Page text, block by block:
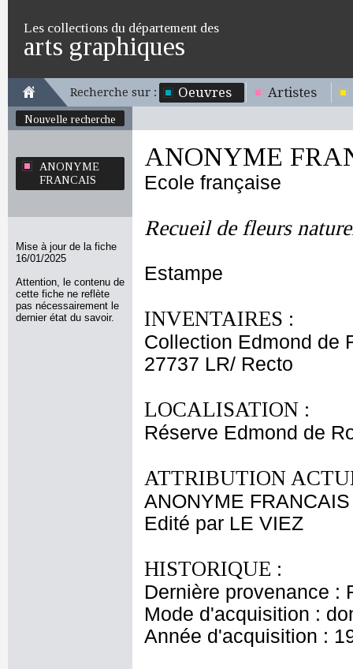
Les collections du département des
arts graphiques
Recherche sur : Oeuvres Artistes
Nouvelle recherche
ANONYME
FRANCAIS
Mise à jour de la fiche
16/01/2025
Attention, le contenu de
cette fiche ne reflète
pas nécessairement le
dernier état du savoir.
ANONYME
Ecole française
Recueil de fleurs
Estampe
INVENTAIRES :
Collection Edmond de
27737 LR/ Recto
LOCALISATION :
Réserve Edmond de
ATTRIBUTION
ANONYME FRANCAIS
Edité par LE VIEZ
HISTORIQUE :
Dernière provenance :
Mode d'acquisition :
Année d'acquisition :